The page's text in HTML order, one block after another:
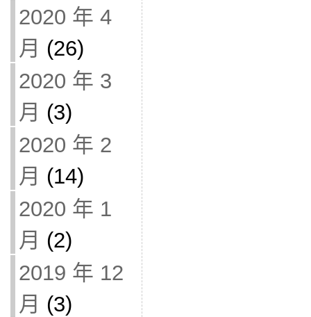
2020 年 4
月 (26)
2020 年 3
月 (3)
2020 年 2
月 (14)
2020 年 1
月 (2)
2019 年 12
月 (3)